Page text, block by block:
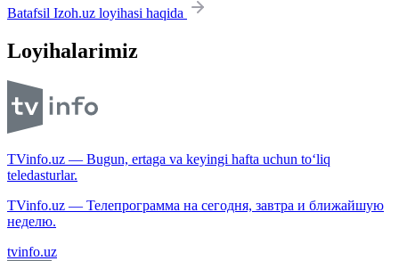
Batafsil Izoh.uz loyihasi haqida
Loyihalarimiz
TVinfo.uz — Bugun, ertaga va keyingi hafta uchun to‘liq
teledasturlar.
TVinfo.uz — Телепрограмма на сегодня, завтра и ближайшую
неделю.
tvinfo.uz